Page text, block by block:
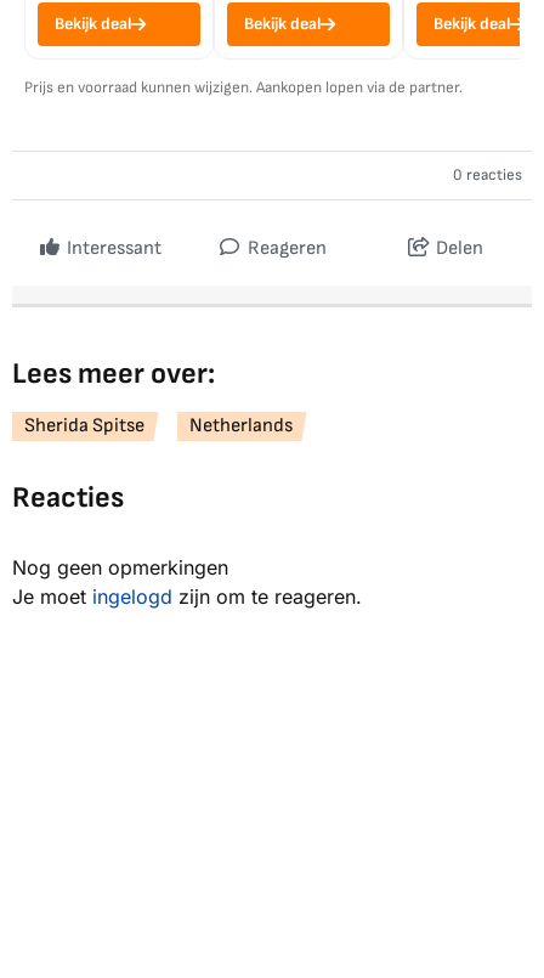
Bekijk deal Bekijk deal Bekijk deal
Prijs en voorraad kunnen wijzigen. Aankopen lopen via de partner.
0 reacties
Interessant Reageren Delen
Lees meer over:
Sherida Spitse Netherlands
Reacties
Nog geen opmerkingen
Je moet ingelogd zijn om te reageren.